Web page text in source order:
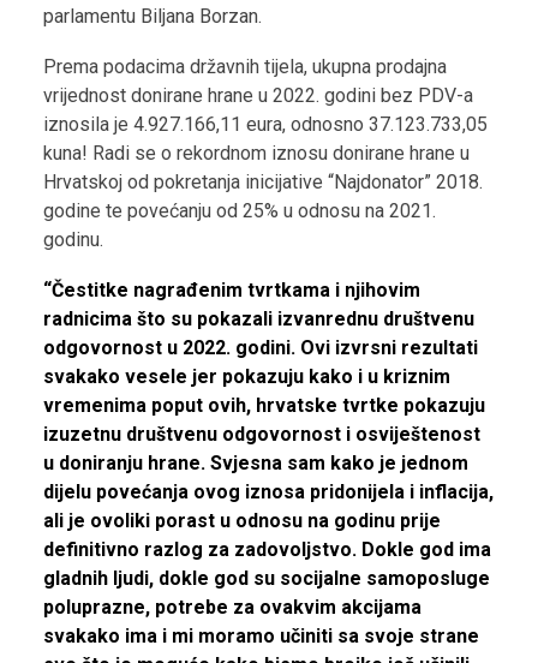
parlamentu Biljana Borzan.
Prema podacima državnih tijela, ukupna prodajna
vrijednost donirane hrane u 2022. godini bez PDV-a
iznosila je 4.927.166,11 eura, odnosno 37.123.733,05
kuna! Radi se o rekordnom iznosu donirane hrane u
Hrvatskoj od pokretanja inicijative “Najdonator” 2018.
godine te povećanju od 25% u odnosu na 2021.
godinu.
“Čestitke nagrađenim tvrtkama i njihovim
radnicima što su pokazali izvanrednu društvenu
odgovornost u 2022. godini. Ovi izvrsni rezultati
svakako vesele jer pokazuju kako i u kriznim
vremenima poput ovih, hrvatske tvrtke pokazuju
izuzetnu društvenu odgovornost i osviještenost
u doniranju hrane. Svjesna sam kako je jednom
dijelu povećanja ovog iznosa pridonijela i inflacija,
ali je ovoliki porast u odnosu na godinu prije
definitivno razlog za zadovoljstvo. Dokle god ima
gladnih ljudi, dokle god su socijalne samoposluge
poluprazne, potrebe za ovakvim akcijama
svakako ima i mi moramo učiniti sa svoje strane